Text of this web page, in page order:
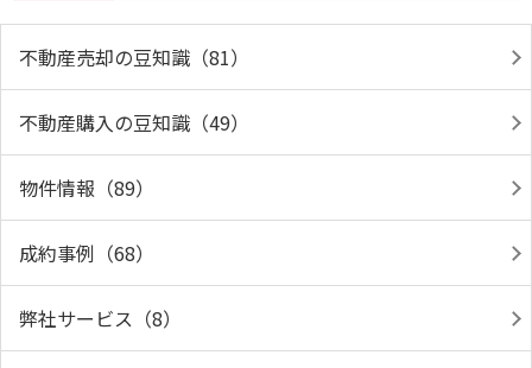
不動産売却の豆知識（81）
不動産購入の豆知識（49）
物件情報（89）
成約事例（68）
弊社サービス（8）